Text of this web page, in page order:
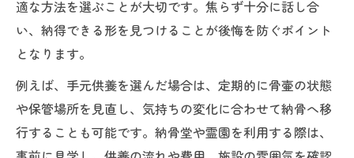
適な方法を選ぶことが大切です。焦らず十分に話し合
い、納得できる形を見つけることが後悔を防ぐポイント
となります。
例えば、手元供養を選んだ場合は、定期的に骨壷の状態
や保管場所を見直し、気持ちの変化に合わせて納骨へ移
行することも可能です。納骨堂や霊園を利用する際は、